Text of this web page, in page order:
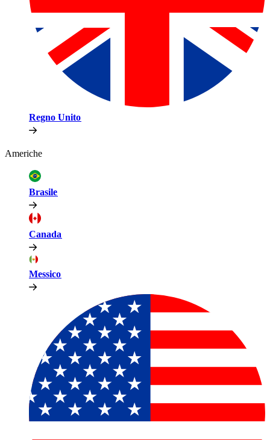
Regno Unito​​
Americhe​​
Brasile​​
Canada​​
Messico​​